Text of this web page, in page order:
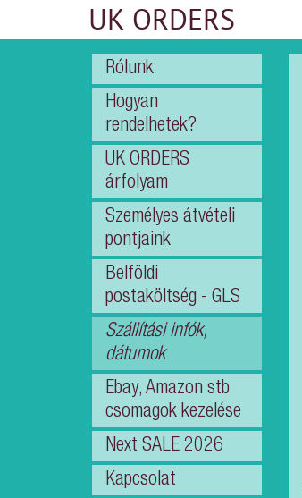
UK ORDERS
ORDERS
rendelhetek?
Személyes
postaköltség
Rólunk
Hogyan
rendelhetek?
UK ORDERS
árfolyam
Személyes átvételi
pontjaink
Belföldi
postaköltség - GLS
Szállítási infók,
dátumok
Ebay, Amazon stb
csomagok kezelése
Next SALE 2026
Kapcsolat